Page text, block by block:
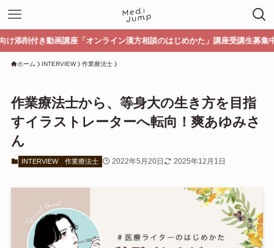
「オンライン漢方相談のはじめかた」講座受講生募集中！
ホーム INTERVIEW 作業療法士
作業療法士から、等身大の生き方を目指
すイラストレーターへ転向！爽あゆみさ
ん
INTERVIEW 作業療法士 2022年5月20日 2025年12月1日